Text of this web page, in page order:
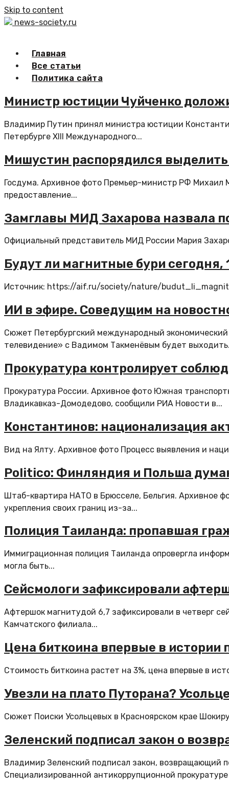
Skip to content
news-society.ru
Главная
Все статьи
Политика сайта
Министр юстиции Чуйченко
Владимир Путин принял министра юстиции
Петербурге XIII Международного...
Мишустин распорядился
Госдума. Архивное фото Премьер-министр РФ Михаил
предоставление...
Замглавы МИД Захарова назвала
Официальный представитель МИД России Мария
Будут ли магнитные бури сегодня,
Источник: https://aif.ru/society/nature/
ИИ в эфире. Соведущим на
Сюжет Петербургский международный
телевидение» с Вадимом Такменёвым будет
Прокуратура контролирует
Прокуратура России. Архивное фото Южная
Владикавказ-Домодедово, сообщили РИА Новости в...
Константинов: национализация
Вид на Ялту. Архивное фото Процесс выявления и
Politico: Финляндия и Польша
Штаб-квартира НАТО в Брюсселе, Бельгия. Архивное
укрепления своих границ из-за...
Полиция Таиланда: пропавшая
Иммиграционная полиция Таиланда опровергла
могла быть...
Сейсмологи зафиксировали
Афтершок магнитудой 6,7 зафиксировали в четверг
Камчатского филиала...
Цена биткоина впервые в истории
Стоимость биткоина растет на 3%, цена впервые в
Увезли на плато Путорана?
Сюжет Поиски Усольцевых в Красноярском крае
Зеленский подписал закон о
Владимир Зеленский подписал закон, возвращающий
Специализированной антикоррупционной